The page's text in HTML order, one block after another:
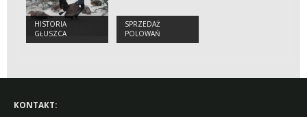
HISTORIA
GŁUSZCA
SPRZEDAŻ
POLOWAŃ
KONTAKT: